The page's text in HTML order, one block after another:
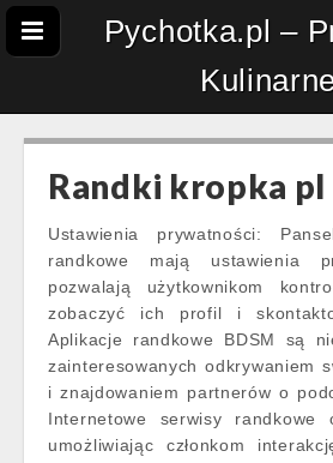
Pychotka.pl –
Randki kropka pl
Ustawienia prywatności:
randkowe mają ustawienia
pozwalają użytkownikom
zobaczyć ich profil i
Aplikacje randkowe BDSM są
zainteresowanych odkrywaniem
i znajdowaniem partnerów o
Internetowe serwisy randkowe
umożliwiając członkom